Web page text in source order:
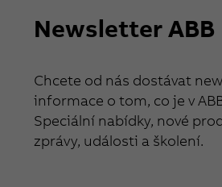
Newsletter ABB
Chcete od nás dostávat
informace o tom, co je v
Speciální nabídky, nové
zprávy, události a školení.